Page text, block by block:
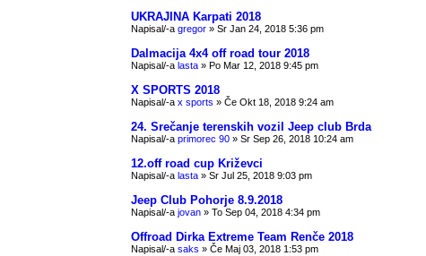
UKRAJINA Karpati 2018
Napisal/-a gregor » Sr Jan 24, 2018 5:36 pm
Dalmacija 4x4 off road tour 2018
Napisal/-a lasta » Po Mar 12, 2018 9:45 pm
X SPORTS 2018
Napisal/-a x sports » Če Okt 18, 2018 9:24 am
24. Srečanje terenskih vozil Jeep club Brda
Napisal/-a primorec 90 » Sr Sep 26, 2018 10:24 am
12.off road cup Križevci
Napisal/-a lasta » Sr Jul 25, 2018 9:03 pm
Jeep Club Pohorje 8.9.2018
Napisal/-a jovan » To Sep 04, 2018 4:34 pm
Offroad Dirka Extreme Team Renče 2018
Napisal/-a saks » Če Maj 03, 2018 1:53 pm